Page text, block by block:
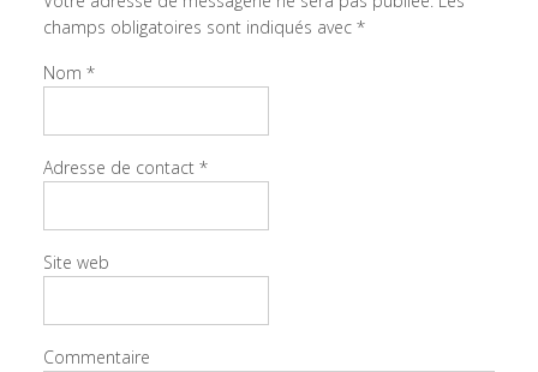
champs obligatoires sont indiqués avec *
Nom *
Adresse de contact *
Site web
Commentaire